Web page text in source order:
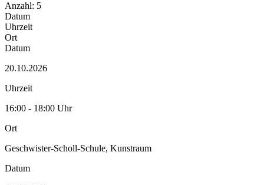
Anzahl: 5
Datum
Uhrzeit
Ort
Datum
20.10.2026
Uhrzeit
16:00 - 18:00 Uhr
Ort
Geschwister-Scholl-Schule, Kunstraum
Datum